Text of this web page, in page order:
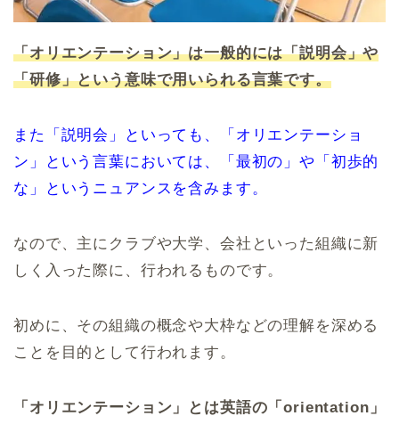
「オリエンテーション」は一般的には「説明会」や
「研修」という意味で用いられる言葉です。
また「説明会」といっても、「オリエンテーショ
ン」という言葉においては、「最初の」や「初歩的
な」というニュアンスを含みます。
なので、主にクラブや大学、会社といった組織に新
しく入った際に、行われるものです。
初めに、その組織の概念や大枠などの理解を深める
ことを目的として行われます。
「オリエンテーション」とは英語の「orientation」